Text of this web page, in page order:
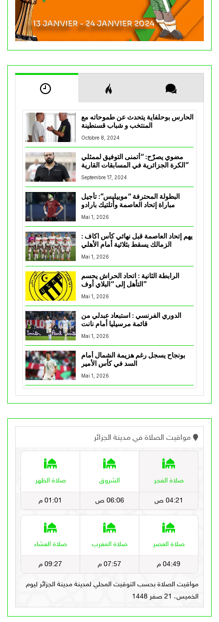
الحارس بوحلفاية يتحدث عن طموحاته مع
المنتخب و شباب قسنطينة
Octobre 8, 2024
مضوي يصرّح: “أتمنى التوفيق لممثلي
الكرة الجزائرية في المسابقات القارية”
Septembre 17, 2024
البطولة المحترفة “موبيليس”: تأجيل
مباراة إتحاد العاصمة وأتلتيك بارادو
Mai 1, 2026
يهم إتحاد العاصمة قبل نهائي كأس اكاف :
Mai 1, 2026
الرابطة الثانية : اتحاد الحراش يحسم
التأهل إلى “البلاي أوف”
Mai 1, 2026
الدوري الفرنسي : استبعاد عبدلي من
قائمة مرسيليا أمام نانت
Mai 1, 2026
بونجاح يسجل رغم هزيمة الشمال أمام
السد في كأس الأمير
Mai 1, 2026